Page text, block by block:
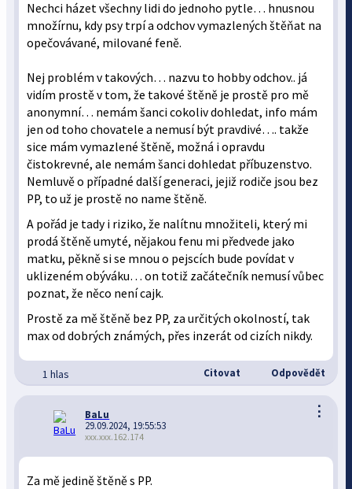
Nechci házet všechny lidi do jednoho pytle… hnusnou
množírnu, kdy psy trpí a odchov vymazlených štěňat na
opečovávané, milované feně.
Nej problém v takových… nazvu to hobby odchov.. já
vidím prostě v tom, že takové štěně je prostě pro mě
anonymní… nemám šanci cokoliv dohledat, info mám
jen od toho chovatele a nemusí být pravdivé…. takže
sice mám vymazlené štěně, možná i opravdu
čistokrevné, ale nemám šanci dohledat příbuzenstvo.
Nemluvě o případné další generaci, jejiž rodiče jsou bez
PP, to už je prostě no name štěně.
A pořád je tady i riziko, že nalítnu množiteli, který mi
prodá štěně umyté, nějakou fenu mi předvede jako
matku, pěkně si se mnou o pejscích bude povídat v
uklizeném obýváku… on totiž začátečník nemusí vůbec
poznat, že něco není cajk.
Prostě za mě štěně bez PP, za určitých okolností, tak
max od dobrých známých, přes inzerát od cizích nikdy.
1 hlas Citovat Odpovědět
⋮
BaLu
29.09.2024, 19:55:53
xxx.xxx.162.174
Za mě jedině štěně s PP.